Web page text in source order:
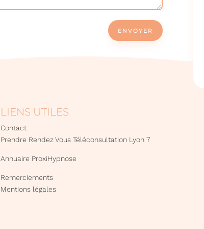
ENVOYER
LIENS UTILES
Contact
Prendre Rendez Vous Téléconsultation Lyon 7
Annuaire ProxiHypnose
Remerciements
Mentions légales